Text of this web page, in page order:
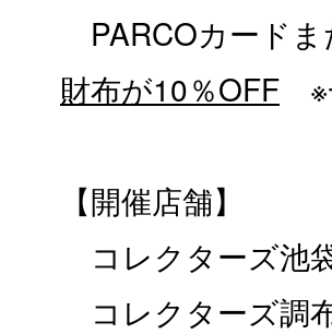
PARCOカード
財布が10％OFF ※
【開催店舗】
コレクターズ池
コレクターズ調